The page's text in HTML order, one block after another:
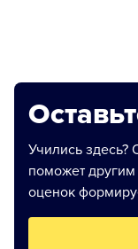
Учились здесь?
поможет
оценок